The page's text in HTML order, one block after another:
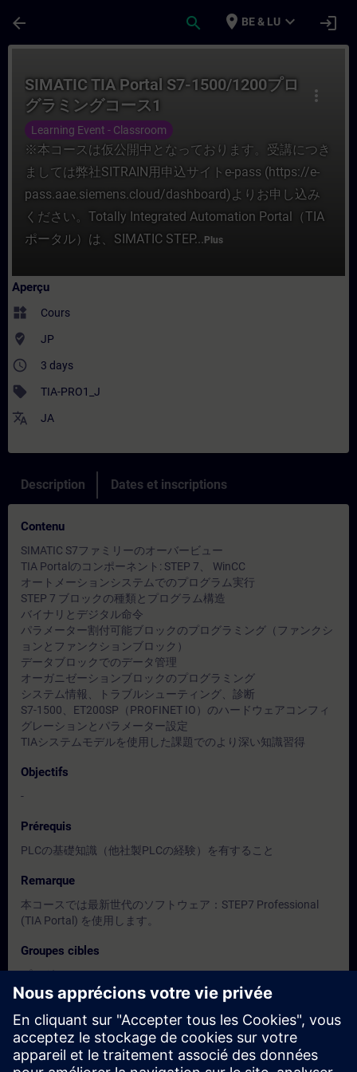
arrow_back search place BE & LU expand_more login
more_vert
SIMATIC TIA Portal S7-1500/1200プロ
グラミングコース1
Learning Event - Classroom
※本コースは仮公開中となっております。受講につき
ましては弊社SITRAIN用申込サイトe-pass (https://e-
pass.aae.siemens.cloud/dashboard)よりお申し込み
ください。Totally Integrated Automation Portal（TIA
ポータル）は、SIMATIC STEP... Plus
Aperçu
widgets Cours
where_to_vote JP
access_time 3 days
sell TIA-PRO1_J
translate JA
Description Dates et inscriptions
Contenu
SIMATIC S7ファミリーのオーバービュー
TIA Portalのコンポーネント: STEP 7、 WinCC
オートメーションシステムでのプログラム実行
STEP 7 ブロックの種類とプログラム構造
バイナリとデジタル命令
パラメーター割付可能ブロックのプログラミング（ファンクシ
ョンとファンクションブロック）
データブロックでのデータ管理
オーガニゼーションブロックのプログラミング
システム情報、トラブルシューティング、診断
S7-1500、ET200SP（PROFINET IO）のハードウェアコンフィ
グレーションとパラメーター設定
TIAシステムモデルを使用した課題でのより深い知識習得
Objectifs
-
Prérequis
PLCの基礎知識（他社製PLCの経験）を有すること
Remarque
本コースでは最新世代のソフトウェア：STEP7 Professional
(TIA Portal) を使用します。
Groupes cibles
プログラマー
設計者
試運転担当者